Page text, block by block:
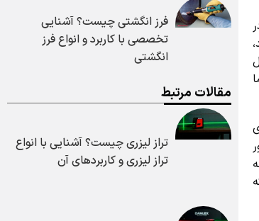
فرز انگشتی چیست؟ آشنایی
تخصصی با کاربرد و انواع فرز
انگشتی
مقالات مرتبط
تراز لیزری چیست؟ آشنایی با انواع
تراز لیزری و کاربردهای آن